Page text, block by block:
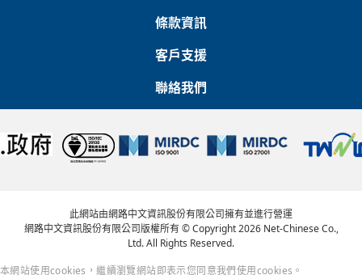
條款資訊
客戶支援
聯絡我們
此網站由網路中文資訊股份有限公司擁有並進行營運
網路中文資訊股份有限公司版權所有 © Copyright 2026 Net-Chinese Co.,
Ltd. All Rights Reserved.
本網站使用cookies，繼續瀏覽網站即表示您同意我們使用cookies。